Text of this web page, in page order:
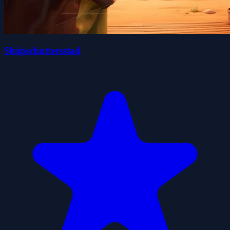
Sluipschuttersstad